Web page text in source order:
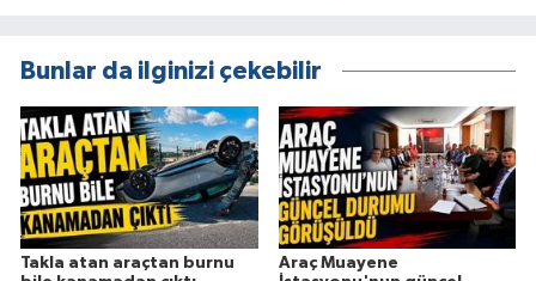
Bunlar da ilginizi çekebilir
Takla atan araçtan burnu
Araç Muayene